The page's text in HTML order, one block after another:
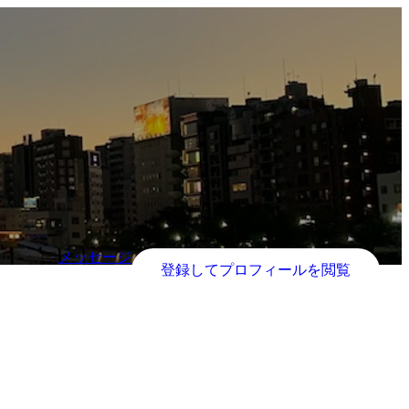
メッセージ
登録してプロフィールを閲覧